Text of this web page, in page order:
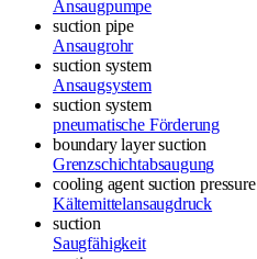
Ansaugpumpe
suction pipe
Ansaugrohr
suction system
Ansaugsystem
suction system
pneumatische Förderung
boundary layer suction
Grenzschichtabsaugung
cooling agent suction pressure
Kältemittelansaugdruck
suction
Saugfähigkeit